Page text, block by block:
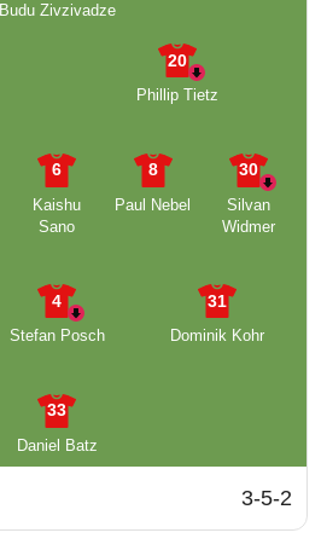
Budu Zivzivadze
20
Phillip Tietz
6
Kaishu
Sano
8
Paul Nebel
30
Silvan
Widmer
4
Stefan Posch
31
Dominik Kohr
33
Daniel Batz
3-5-2